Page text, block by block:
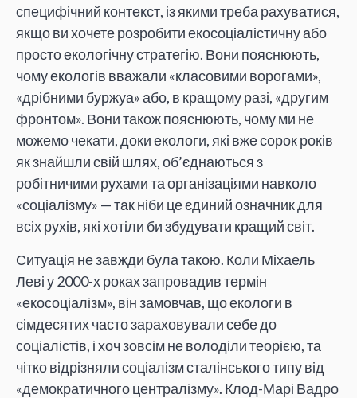
специфічний контекст, із якими треба рахуватися,
якщо ви хочете розробити екосоціалістичну або
просто екологічну стратегію. Вони пояснюють,
чому екологів вважали «класовими ворогами»,
«дрібними буржуа» або, в кращому разі, «другим
фронтом». Вони також пояснюють, чому ми не
можемо чекати, доки екологи, які вже сорок років
як знайшли свій шлях, об’єднаються з
робітничими рухами та організаціями навколо
«соціалізму» — так ніби це єдиний означник для
всіх рухів, які хотіли би збудувати кращий світ.
Ситуація не завжди була такою. Коли Міхаель
Леві у 2000-х роках запровадив термін
«екосоціалізм», він замовчав, що екологи в
сімдесятих часто зараховували себе до
соціалістів, і хоч зовсім не володіли теорією, та
чітко відрізняли соціалізм сталінського типу від
«демократичного централізму». Клод-Марі Вадро